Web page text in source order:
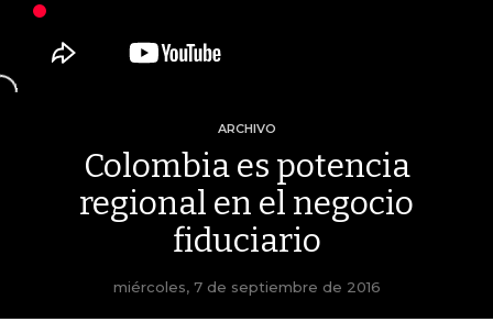
ARCHIVO
Colombia es potencia
regional en el negocio
fiduciario
miércoles, 7 de septiembre de 2016